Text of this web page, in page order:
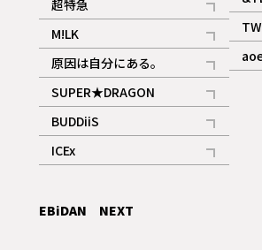
超特急
記事
ギャラリー
M!LK
記事
原因は自分にある。
記事
SUPER★DRAGON
記事
BUDDiiS
記事
ICEx
記事
EBiDAN NEXT